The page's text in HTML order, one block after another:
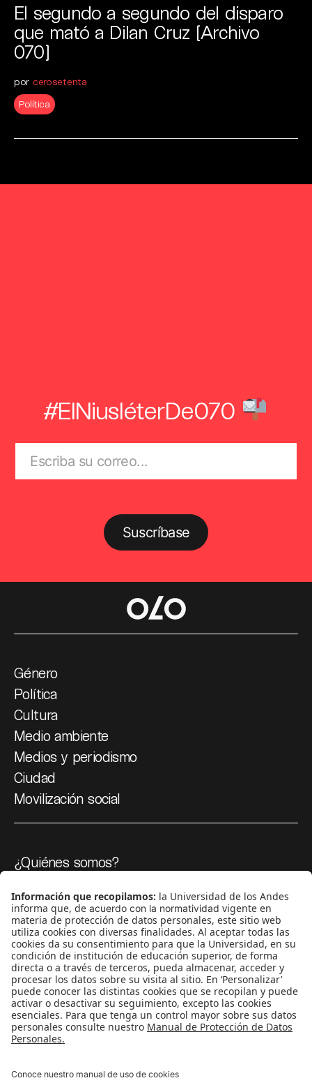
El segundo a segundo del disparo
que mató a Dilan Cruz [Archivo
070]
por cerosetenta
Política
#ElNiusléterDe070
Suscríbase
Género
Política
Cultura
Medio ambiente
Medios y periodismo
Ciudad
Movilización social
¿Quiénes somos?
Ediciones especiales
Proyectos 070
SÍGUENOS